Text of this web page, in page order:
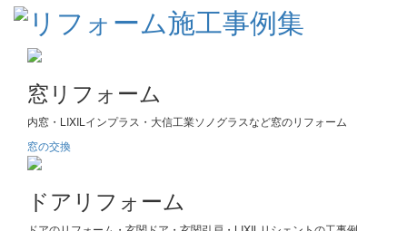
窓リフォーム
内窓・LIXILインプラス・大信工業ソノグラスなど窓のリフォーム
窓の交換
ドアリフォーム